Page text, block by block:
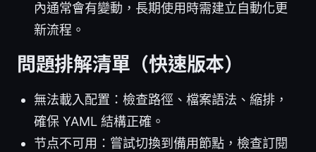
內通常會有變動，長期使用時需建立自動化更
新流程。
問題排解清單（快速版本）
無法載入配置：檢查路徑、檔案語法、縮排，
確保 YAML 結構正確。
节点不可用：嘗試切換到備用節點，檢查訂閱